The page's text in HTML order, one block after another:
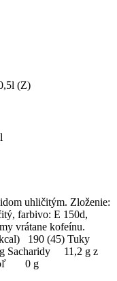
(Z)
uhličitým. Zloženie:
farbivo: E 150d,
vrátane kofeínu.
190 (45) Tuky
Sacharidy 11,2 g z
0 g